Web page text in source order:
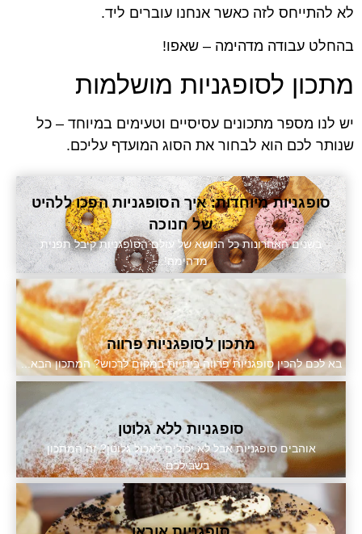
לא להתייחס לזה כאשר אנחנו עוברים ליד.
בהחלט עבודה מדהימה – שאפו!
מתכון לסופגניות מושלמות
יש לנו מספר מתכונים עסיסיים וטעימים במיוחד – כל
שנותר לכם הוא לבחור את הסוג המועדף עליכם.
סופגניות מיוחדות: איך הסופגניות הפכו ללהיט
של חנוכה
בשנים האחרונות כל הנושא של עולם הסופגניות קיבל תפנית
מדהימה!...
מתכון לסופגניות פרווה
בא לכם להכין סופגניות פרווה ביתיות במקום לרכוש? המתכון הבא...
סופגניות ללא גלוטן
אוהבים סופגניות אבל לא יכולים לאכול גלוטן? זה המתכון
בשבילכם....